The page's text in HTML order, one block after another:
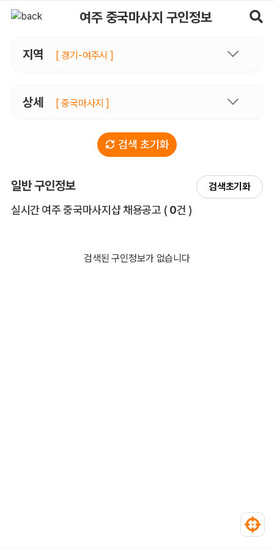
여주 중국마사지 구인정보
지역 [ 경기-여주시 ]
상세 [ 중국마사지 ]
검색 초기화
일반 구인정보 검색초기화
실시간 여주 중국마사지샵 채용공고 전체 목록
( 0건 )
검색된 구인정보가 없습니다